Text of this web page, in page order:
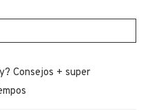
Consejos + super